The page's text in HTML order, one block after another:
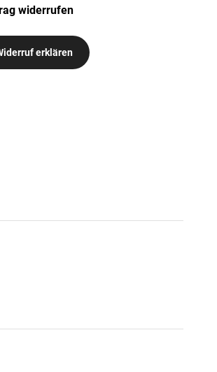
widerrufen
erklären